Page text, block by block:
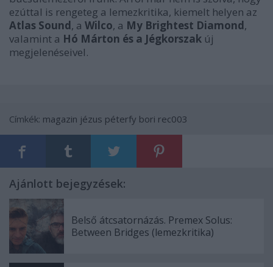
ezúttal is rengeteg a lemezkritika, kiemelt helyen az
Atlas Sound, a Wilco, a My Brightest Diamond,
valamint a Hó Márton és a Jégkorszak új
megjelenéseivel.
Címkék: magazin jézus péterfy bori rec003
Ajánlott bejegyzések:
Belső átcsatornázás. Premex Solus:
Between Bridges (lemezkritika)